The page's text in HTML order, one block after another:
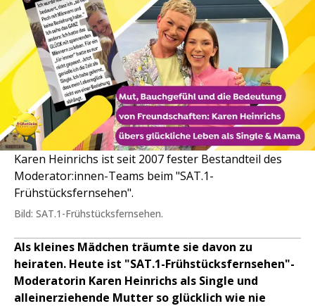
Karen Heinrichs ist seit 2007 fester Bestandteil des
Moderator:innen-Teams beim "SAT.1-
Frühstücksfernsehen".
Bild: SAT.1-Frühstücksfernsehen.
Als kleines Mädchen träumte sie davon zu
heiraten. Heute ist "SAT.1-Frühstücksfernsehen"-
Moderatorin Karen Heinrichs als Single und
alleinerziehende Mutter so glücklich wie nie